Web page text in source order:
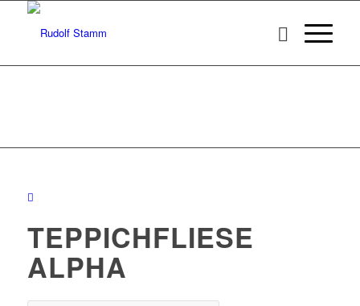
TEPPICHFLIESE
ALPHA